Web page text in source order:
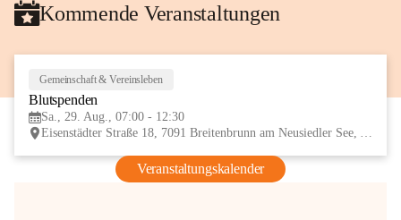
Kommende Veranstaltungen
Gemeinschaft & Vereinsleben
Blutspenden
Sa., 29. Aug., 07:00 - 12:30
Eisenstädter Straße 18, 7091 Breitenbrunn am Neusiedler See, AUT
Veranstaltungskalender